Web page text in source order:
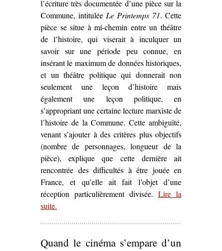
l’écriture très documentée d’une pièce sur la
Commune, intitulée Le Printemps 71. Cette
pièce se situe à mi-chemin entre un théâtre
de l’histoire, qui viserait à inculquer un
savoir sur une période peu connue, en
insérant le maximum de données historiques,
et un théâtre politique qui donnerait non
seulement une leçon d’histoire mais
également une leçon politique, en
s’appropriant une certaine lecture marxiste de
l’histoire de la Commune. Cette ambiguïté,
venant s’ajouter à des critères plus objectifs
(nombre de personnages, longueur de la
pièce), explique que cette dernière ait
rencontrée des difficultés à être jouée en
France, et qu’elle ait fait l’objet d’une
réception particulièrement divisée. Lire la
suite– ‘La Commune
.
Quand le cinéma s’empare d’un